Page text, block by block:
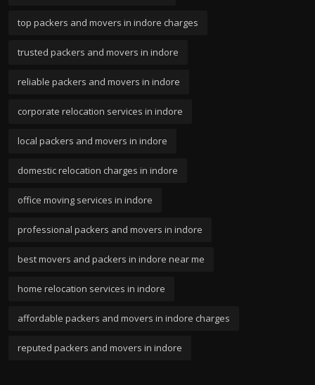
top packers and movers in indore charges
trusted packers and movers in indore
reliable packers and movers in indore
corporate relocation services in indore
local packers and movers in indore
domestic relocation charges in indore
office moving services in indore
professional packers and movers in indore
best movers and packers in indore near me
home relocation services in indore
affordable packers and movers in indore charges
reputed packers and movers in indore